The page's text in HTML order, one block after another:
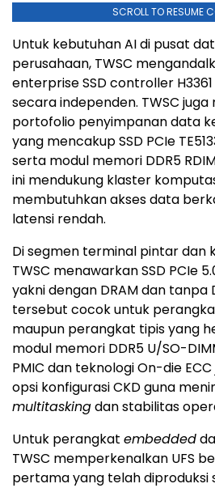
SCROLL TO RESUME
Untuk kebutuhan AI di pusat
perusahaan, TWSC
enterprise SSD controller
secara independen. TWSC
portofolio penyimpanan data
yang mencakup SSD PCIe
serta modul memori DDR5
ini mendukung klaster
membutuhkan akses data
latensi rendah.
Di segmen terminal pintar dan
TWSC menawarkan SSD PCIe
yakni dengan DRAM dan tanpa
tersebut cocok untuk
maupun perangkat tipis yang
modul memori DDR5 U/SO-
PMIC dan teknologi On-die
opsi konfigurasi CKD guna
multitaskingdan stabilitas
Untuk perangkat embedded
TWSC memperkenalkan UFS
pertama yang telah diproduksi